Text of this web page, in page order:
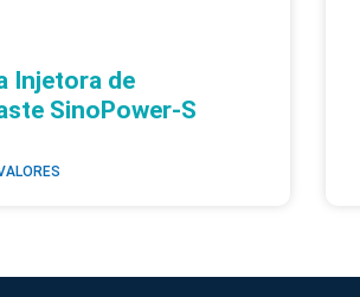
Injetora de
SinoPower-S